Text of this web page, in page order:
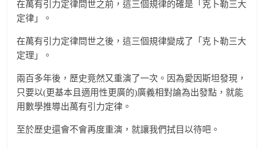
在萬有引力定律問世之前，這三個規律的確是「克卜勒三大
定律」。
在萬有引力定律問世之後，這三個規律變成了「克卜勒三大
定理」。
兩百多年後，歷史竟然又重演了一次。因為愛因斯坦發現，
只要以(更基本且適用性更廣的)廣義相對論為出發點，就能
用數學推導出萬有引力定律。
至於歷史還會不會再度重演，就讓我們拭目以待吧。